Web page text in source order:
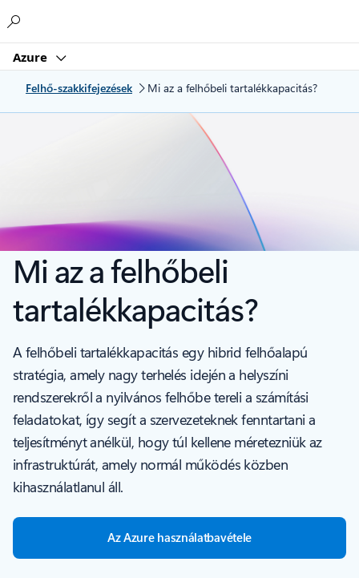
Azure
Felhő-szakkifejezések Mi az a felhőbeli tartalékkapacitás?
Mi az a felhőbeli
tartalékkapacitás?
A felhőbeli tartalékkapacitás egy hibrid felhőalapú
stratégia, amely nagy terhelés idején a helyszíni
rendszerekről a nyilvános felhőbe tereli a számítási
feladatokat, így segít a szervezeteknek fenntartani a
teljesítményt anélkül, hogy túl kellene méretezniük az
infrastruktúrát, amely normál működés közben
kihasználatlanul áll.
Az Azure használatbavétele